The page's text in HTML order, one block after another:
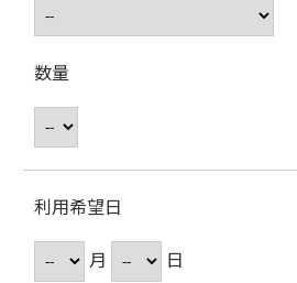
数量
利用希望日
月
日